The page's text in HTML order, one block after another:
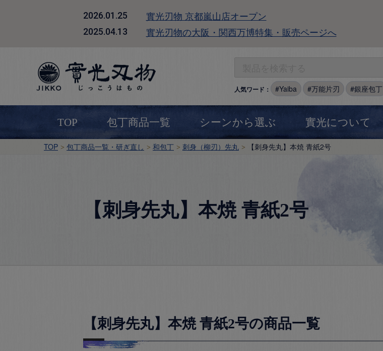
2026.01.25 實光刃物 京都嵐山店オープン
2025.04.13 實光刃物の大阪・関西万博特集・販売ページへ
人気ワード： Yaiba 万能片刃 銀座包丁
TOP 包丁商品一覧 シーンから選ぶ 實光について
TOP 包丁商品一覧・研ぎ直し 和包丁 刺身（柳刃）先丸 【刺身先丸】本焼 青紙2号
【刺身先丸】本焼 青紙2号
【刺身先丸】本焼 青紙2号の商品一覧